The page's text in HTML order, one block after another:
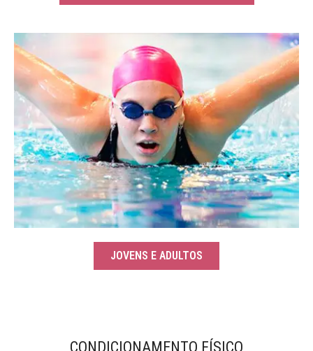
JOVENS E ADULTOS
CONDICIONAMENTO FÍSICO